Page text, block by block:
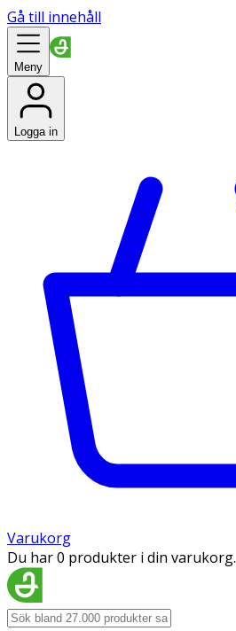
Gå till innehåll
Meny
Logga in
Varukorg
Du har 0 produkter i din varukorg.